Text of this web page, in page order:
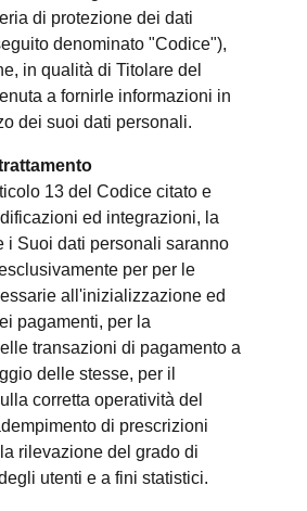
di protezione dei dati
denominato "Codice"),
in qualità di Titolare del
a fornirle informazioni in
dei suoi dati personali.
13 del Codice citato e
ed integrazioni, la
i Suoi dati personali saranno
per per le
all'inizializzazione ed
pagamenti, per la
transazioni di pagamento a
delle stesse, per il
corretta operatività del
di prescrizioni
rilevazione del grado di
utenti e a fini statistici.